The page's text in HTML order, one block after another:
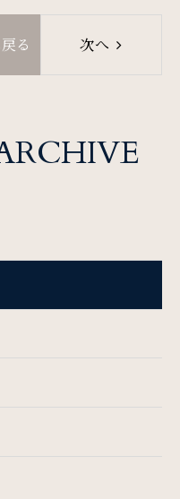
る 次へ